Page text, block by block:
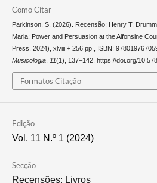
Como Citar
Parkinson, S. (2026). Recensão: Henry T.
Maria: Power and Persuasion at the Alfonsine
Press, 2024), xlviii + 256 pp., ISBN:
Musicologia, 11(1), 137–142. https://doi.org/
Formatos Citação
Edição
Vol. 11 N.º 1 (2024)
Secção
Recensões: Livros